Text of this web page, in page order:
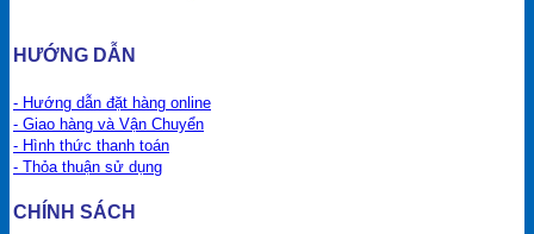
HƯỚNG DẪN
- Hướng dẫn đặt hàng online
- Giao hàng và Vận Chuyển
- Hình thức thanh toán
- Thỏa thuận sử dụng
CHÍNH SÁCH